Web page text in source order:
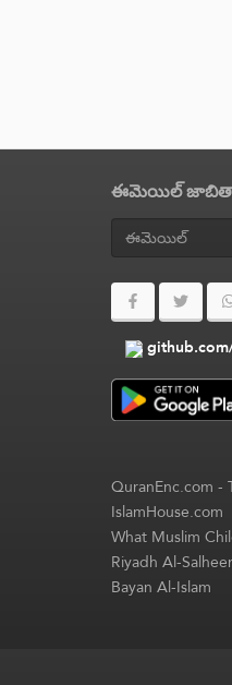
ఈమెయిల్
QuranEnc.com-
IslamHouse.com
What Muslim
Riyadh Al-
Bayan Al-Islam